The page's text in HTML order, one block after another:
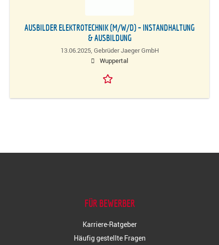
AUSBILDER ELEKTROTECHNIK (M/W/D) – INSTANDHALTUNG
& AUSBILDUNG
13.06.2025, Gebrüder Jaeger GmbH
Wuppertal
FÜR BEWERBER
Karriere-Ratgeber
Häufig gestellte Fragen